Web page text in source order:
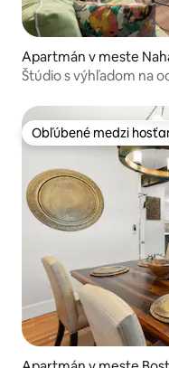
Apartmán v meste
Štúdio s výhľadom na
Obľúbené medzi
Obľúbené medzi